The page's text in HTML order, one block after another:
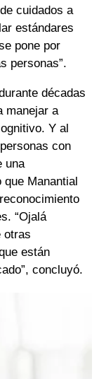
cuidados a
estándares
pone por
personas”.
décadas
manejar a
Y al
con
una
Manantial
“Ojalá
otras
están
concluyó.